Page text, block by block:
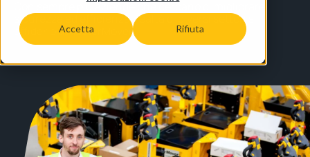
Accetta Rifiuta
Con sempre più aziende che cercano di migliorare
sicurezza ed efficienza, realtà di diversi settori si
affidano a MasterMover.